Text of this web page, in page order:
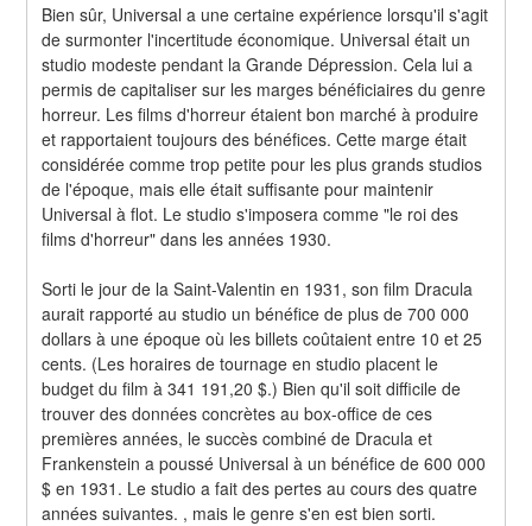
Bien sûr, Universal a une certaine expérience lorsqu'il s'agit
de surmonter l'incertitude économique. Universal était un
studio modeste pendant la Grande Dépression. Cela lui a
permis de capitaliser sur les marges bénéficiaires du genre
horreur. Les films d'horreur étaient bon marché à produire
et rapportaient toujours des bénéfices. Cette marge était
considérée comme trop petite pour les plus grands studios
de l'époque, mais elle était suffisante pour maintenir
Universal à flot. Le studio s'imposera comme "le roi des
films d'horreur" dans les années 1930.
Sorti le jour de la Saint-Valentin en 1931, son film Dracula
aurait rapporté au studio un bénéfice de plus de 700 000
dollars à une époque où les billets coûtaient entre 10 et 25
cents. (Les horaires de tournage en studio placent le
budget du film à 341 191,20 $.) Bien qu'il soit difficile de
trouver des données concrètes au box-office de ces
premières années, le succès combiné de Dracula et
Frankenstein a poussé Universal à un bénéfice de 600 000
$ en 1931. Le studio a fait des pertes au cours des quatre
années suivantes. , mais le genre s'en est bien sorti.